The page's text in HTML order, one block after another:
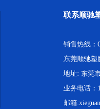
联系顺驰
销售热线：
东莞顺驰塑
地址: 东莞
业务电话：
邮箱